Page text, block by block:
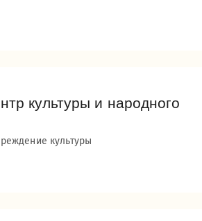
культуры и народного
культуры